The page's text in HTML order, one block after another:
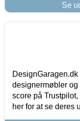
Se
designermøbler
score på
her for at se deres